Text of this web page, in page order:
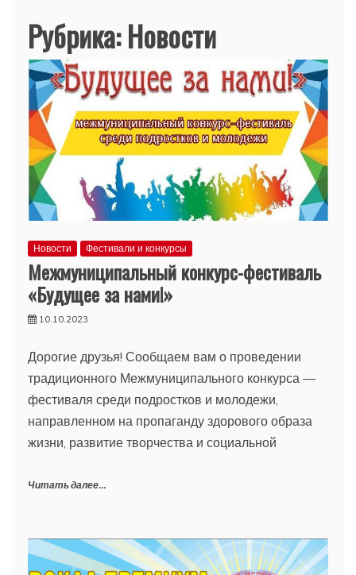
Рубрика:Новости
Новости Фестивали и конкурсы
Межмуниципальный конкурс-фестиваль
«Будущее за нами!»
10.10.2023
Дорогие друзья! Сообщаем вам о проведении
традиционного Межмуниципального конкурса —
фестиваля среди подростков и молодежи,
направленном на пропаганду здорового образа
жизни, развитие творчества и социальной
Читать далее...